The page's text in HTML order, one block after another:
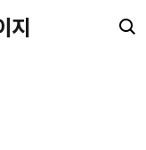
지